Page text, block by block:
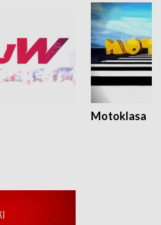
Motoklasa